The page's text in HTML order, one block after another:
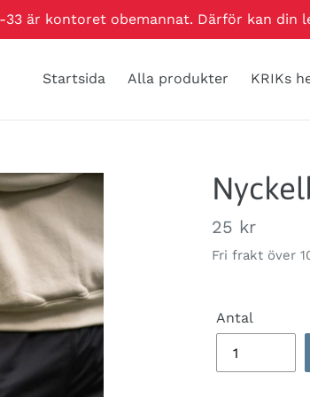
33 är kontoret obemannat. Därför kan din
Startsida Alla produkter KRIKs
Ordinarie
pris
25 kr
Fri frakt över
Antal